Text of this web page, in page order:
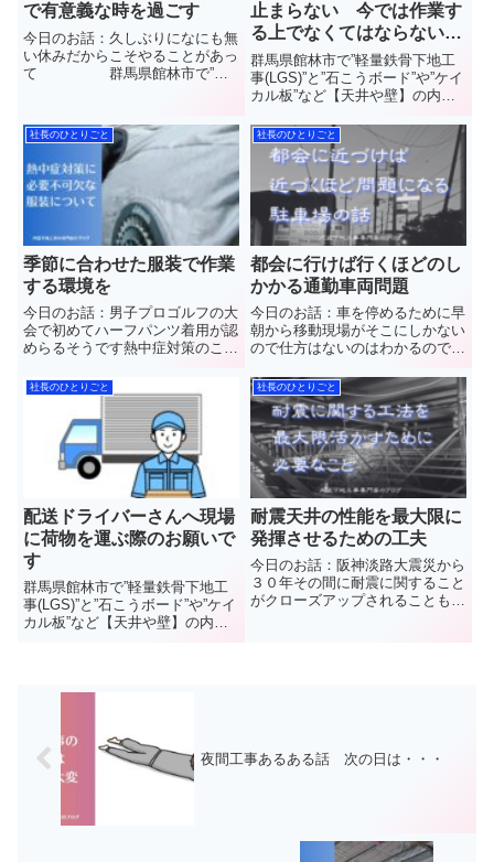
で有意義な時を過ごす
今日のお話：久しぶりになにも無
い休みだからこそやることがあっ
て 群馬県館林市で”軽
や壁】の内装工事を施工していま
す(株)中島内装の中島と申します
普段見ることのでき...
止まらない 今では作業す
る上でなくてはならないモ
ノ
群馬県館林市で”軽量鉄骨下地工
事(LGS)”と”石こうボード”や”ケイ
カル板”など【天井や壁】の内装
装の中島と申します本日は成人の
日新成人の方々おめでとうござい
ます私は成人して二十数年２回目
の成人を過ぎたオッ...
社長のひとりごと
季節に合わせた服装で作業
する環境を
今日のお話：男子プロゴルフの大
会で初めてハーフパンツ着用が認
めらるそうです熱中症対策のこと
う今回は服装に関してお話してい
きます 群馬県館林市
で”軽量鉄骨下地工事(LGS)”と”石
こうボード”や”ケイカル...
社長のひとりごと
都会に行けば行くほどのし
かかる通勤車両問題
今日のお話：車を停めるために早
朝から移動現場がそこにしかない
ので仕方はないのはわかるのです
で”軽量鉄骨下地工事(LGS)”と”石
こうボード”や”ケイカル板”など
【天井や壁】の内装工事を施工し
ています(株)中島内装の...
社長のひとりごと
配送ドライバーさんへ現場
に荷物を運ぶ際のお願いで
す
群馬県館林市で”軽量鉄骨下地工
事(LGS)”と”石こうボード”や”ケイ
カル板”など【天井や壁】の内装
築資材それらを運ぶのはモチロン
社長のひとりごと
耐震天井の性能を最大限に
発揮させるための工夫
今日のお話：阪神淡路大震災から
３０年その間に耐震に関すること
がクローズアップされることも弊
夜間工事あるある話 次の日は・・・